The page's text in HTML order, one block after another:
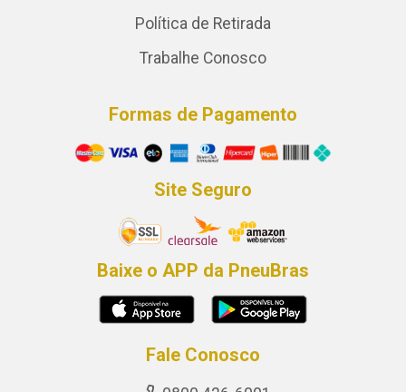
Política de Retirada
Trabalhe Conosco
Formas de Pagamento
Site Seguro
Baixe o APP da PneuBras
Fale Conosco